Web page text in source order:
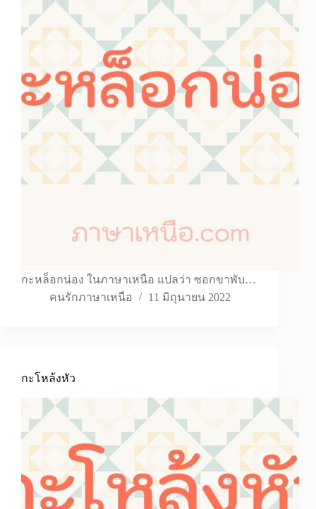
กะหล็อกน่อง ในภาษาเหนือ แปลว่า ซอกขาพับ…
คนรักภาษาเหนือ
11 มิถุนายน 2022
กะโหล้งหัว